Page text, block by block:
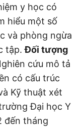
y học có
hiểu một số
và phòng ngừa
tập.Đối tượng
cứu mô tả
có cấu trúc
Kỹ thuật xét
Đại học Y
đến tháng